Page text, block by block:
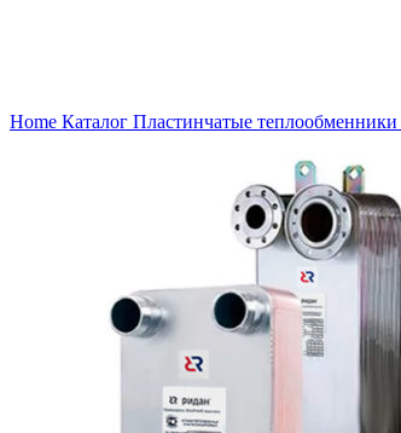
Home Каталог Пластинчатые теплообменники